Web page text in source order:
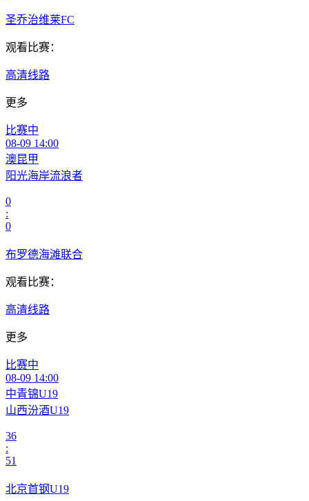
圣乔治维莱FC
观看比赛：
高清线路
更多
比赛中
08-09 14:00
澳昆甲
阳光海岸流浪者
0
:
0
布罗德海滩联合
观看比赛：
高清线路
更多
比赛中
08-09 14:00
中青锦U19
山西汾酒U19
36
:
51
北京首钢U19